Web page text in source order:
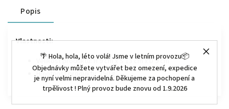
🌴 Hola, hola, léto volá! Jsme v letním provozu📦
Objednávky můžete vytvářet bez omezení, expedice
je nyní velmi nepravidelná. Děkujeme za pochopení a
trpělivost ! Plný provoz bude znovu od 1.9.2026
Popis
Vlastnosti:
Velikost produktu: H 9 cm x Š 13 cm x D 9 cm
Hmotnost produktu: 250 g